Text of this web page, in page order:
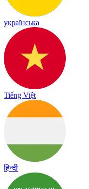
українська
Tiếng Việt
हिन्दी